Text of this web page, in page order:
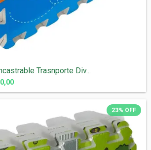
Trasnporte Div...
23% OFF